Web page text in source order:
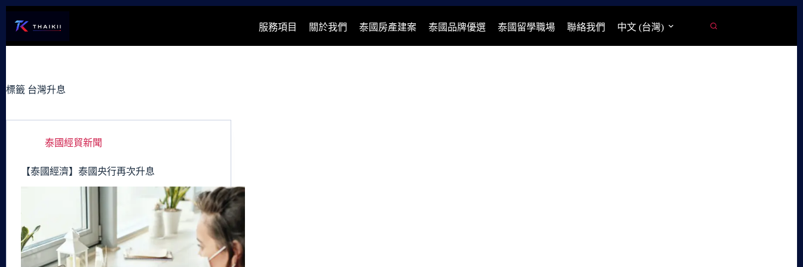
容
服務項目 關於我們 泰國房產建案 泰國品牌優選 泰國留學職場 聯絡我們 中文 (台灣)
標籤 台灣升息
泰國經貿新聞
【泰國經濟】泰國央行再次升息